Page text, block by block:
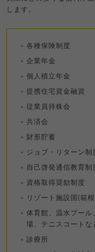
します。
各種保険制度
企業年金
個人積立年金
提携住宅資金融資
従業員持株会
共済会
財形貯蓄
ジョブ・リターン制
自己啓発通信教育制
資格取得奨励制度
リゾート施設国(箱
体育館、温水プール
場、テニスコートな
診療所